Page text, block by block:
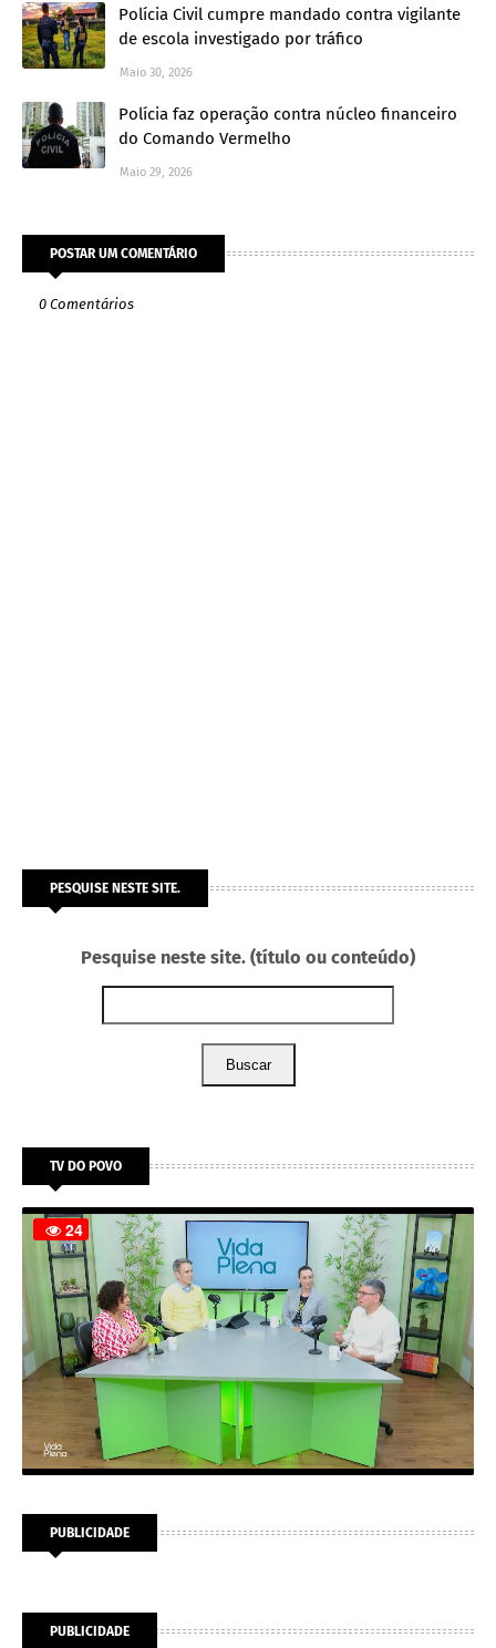
Polícia Civil cumpre mandado contra vigilante
de escola investigado por tráfico
Maio 30, 2026
Polícia faz operação contra núcleo financeiro
do Comando Vermelho
Maio 29, 2026
POSTAR UM COMENTÁRIO
0 Comentários
PESQUISE NESTE SITE.
Pesquise neste site. (título ou conteúdo)
Buscar
TV DO POVO
PUBLICIDADE
PUBLICIDADE